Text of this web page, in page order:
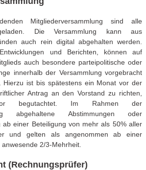
Mitgliederversammlung sind alle
Die Versammlung kann aus
auch rein digital abgehalten werden.
und Berichten, können auf
auch besondere parteipolitische oder
innerhalb der Versammlung vorgebracht
Hierzu ist bis spätestens ein Monat vor der
Antrag an den Vorstand zu richten,
begutachtet. Im Rahmen der
abgehaltene Abstimmungen oder
ab einer Beteiligung von mehr als 50% aller
und gelten als angenommen ab einer
2/3-Mehrheit.
(Rechnungsprüfer)